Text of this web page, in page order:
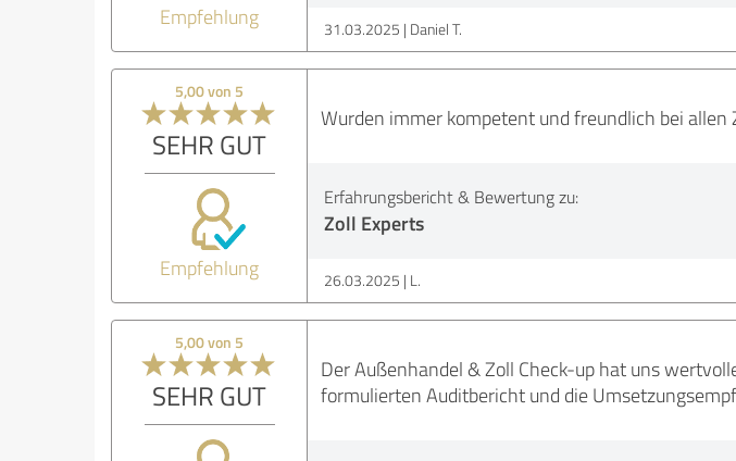
Empfehlung 31.03.2025 Daniel T.
5,00 von 5
SEHR GUT
Empfehlung
Wurden immer kompetent und freundlich bei allen
Erfahrungsbericht & Bewertung zu:
Zoll Experts
26.03.2025 L.
5,00 von 5
SEHR GUT
Der Außenhandel & Zoll Check-up hat uns
formulierten Auditbericht und die